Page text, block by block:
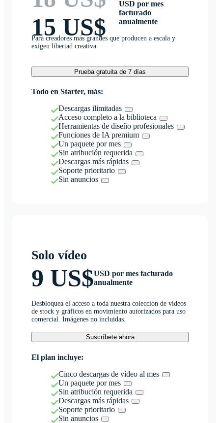
15 US$
USD por mes
facturado
anualmente
Para creadores más grandes que producen a escala y
exigen libertad creativa
Prueba gratuita de 7 días
Todo en Starter, más:
Descargas ilimitadas
Acceso completo a la biblioteca
Herramientas de diseño profesionales
Funciones de IA premium
Un paquete por mes
Sin atribución requerida
Descargas más rápidas
Soporte prioritario
Sin anuncios
Solo vídeo
9 US$USD por mes facturado
anualmente
Desbloquea el acceso a toda nuestra colección de vídeos
de stock y gráficos en movimiento autorizados para uso
comercial. Imágenes no incluidas.
Suscríbete ahora
El plan incluye:
Cinco descargas de vídeo al mes
Un paquete por mes
Sin atribución requerida
Descargas más rápidas
Soporte prioritario
Sin anuncios